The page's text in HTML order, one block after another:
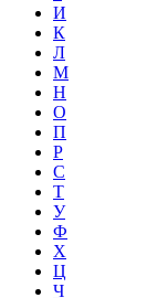
И
К
Л
М
Н
О
П
Р
С
Т
У
Ф
Х
Ц
Ч